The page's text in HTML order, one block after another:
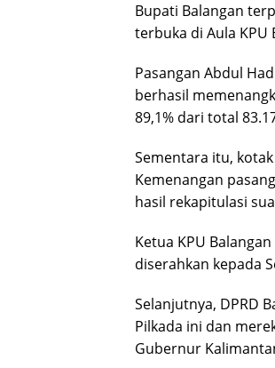
Bupati Balangan
terbuka di Aula KPU
Pasangan Abdul
berhasil
89,1% dari total
Sementara itu,
Kemenangan
hasil rekapitulasi
Ketua KPU
diserahkan kepada
Selanjutnya, DPRD
Pilkada ini dan
Gubernur